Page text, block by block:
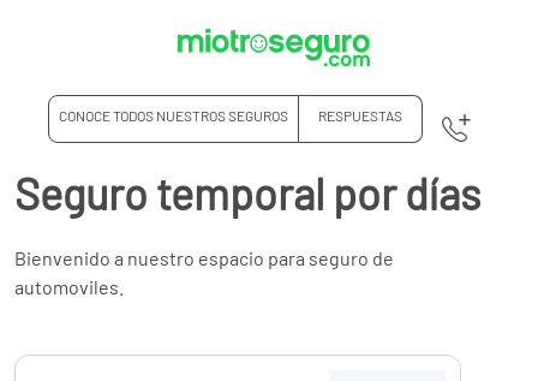
CONOCE TODOS NUESTROS SEGUROS RESPUESTAS
Seguro temporal por días
Bienvenido a nuestro espacio para seguro de
automoviles.